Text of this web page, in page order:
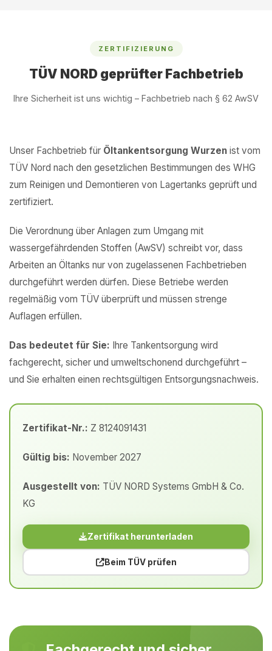
ZERTIFIZIERUNG
TÜV NORD geprüfter Fachbetrieb
Ihre Sicherheit ist uns wichtig – Fachbetrieb nach § 62 AwSV
Unser Fachbetrieb für Öltankentsorgung Wurzen ist vom
TÜV Nord nach den gesetzlichen Bestimmungen des WHG
zum Reinigen und Demontieren von Lagertanks geprüft und
zertifiziert.
Die Verordnung über Anlagen zum Umgang mit
wassergefährdenden Stoffen (AwSV) schreibt vor, dass
Arbeiten an Öltanks nur von zugelassenen Fachbetrieben
durchgeführt werden dürfen. Diese Betriebe werden
regelmäßig vom TÜV überprüft und müssen strenge
Auflagen erfüllen.
Das bedeutet für Sie: Ihre Tankentsorgung wird
fachgerecht, sicher und umweltschonend durchgeführt –
und Sie erhalten einen rechtsgültigen Entsorgungsnachweis.
Zertifikat-Nr.: Z 8124091431
Gültig bis: November 2027
Ausgestellt von: TÜV NORD Systems GmbH & Co.
KG
Zertifikat herunterladen
Beim TÜV prüfen